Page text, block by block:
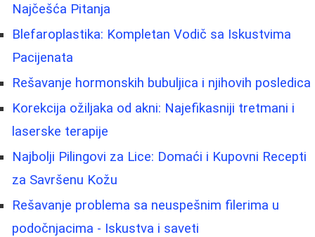
Najčešća Pitanja
Blefaroplastika: Kompletan Vodič sa Iskustvima
Pacijenata
Rešavanje hormonskih bubuljica i njihovih posledica
Korekcija ožiljaka od akni: Najefikasniji tretmani i
laserske terapije
Najbolji Pilingovi za Lice: Domaći i Kupovni Recepti
za Savršenu Kožu
Rešavanje problema sa neuspešnim filerima u
podočnjacima - Iskustva i saveti